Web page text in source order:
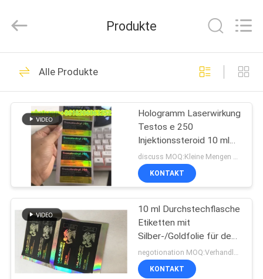
HAUS
PRODUKTE
ÜBER
FABRIK-
AUSFLUG
QUALITÄTSKONTROLLE
Reserved.
Glasphiolen-
Aufkleber
335
Etiketten der
Durchstechflaschen
256
Produkte
Alle Produkte
Hologramm Laserwirkung
Testos e 250
Injektionssteroid 10 ml
Durchstechflaschen
Etiketten
discuss MOQ:Kleine Mengen sind ebenfalls erhältlich
KONTAKT
10 ml Durchstechflasche
Etiketten mit
Silber-/Goldfolie für den
Test E 250
KONTAKT